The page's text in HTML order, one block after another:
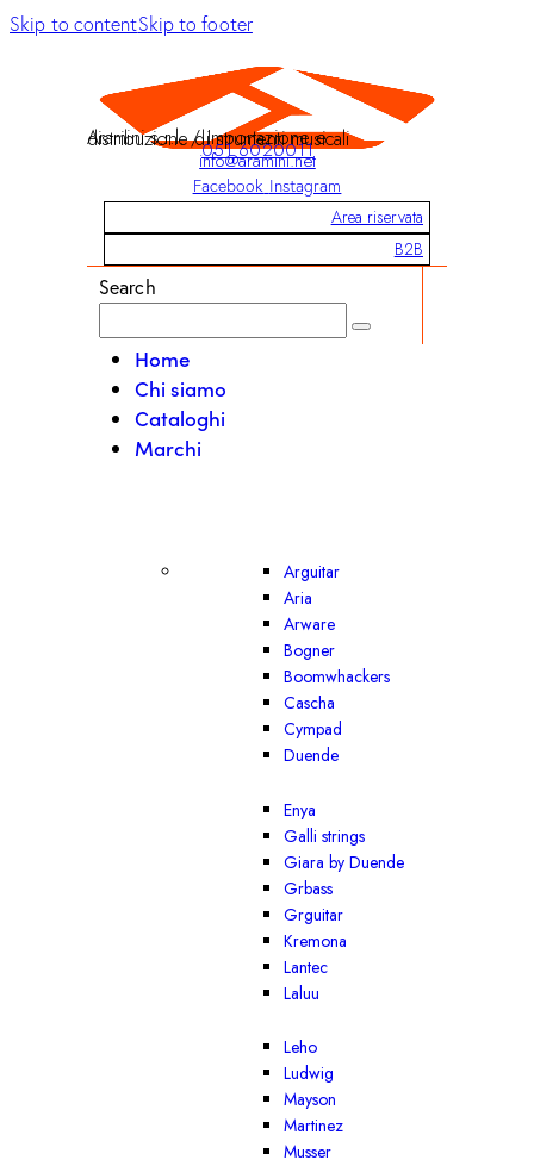
Skip to contentSkip to footer
Aramini s.r.l. / Importazione e distribuzione di strumenti musicali
051 6020011
info@aramini.net
Facebook Instagram
Area riservata
B2B
Search
Home
Chi siamo
Cataloghi
Marchi
Arguitar
Aria
Arware
Bogner
Boomwhackers
Cascha
Cympad
Duende
Enya
Galli strings
Giara by Duende
Grbass
Grguitar
Kremona
Lantec
Laluu
Leho
Ludwig
Mayson
Martinez
Musser